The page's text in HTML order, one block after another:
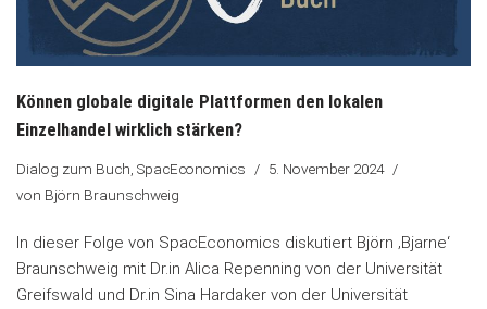
Können globale digitale Plattformen den lokalen
Einzelhandel wirklich stärken?
Dialog zum Buch SpacEconomics
5. November 2024
von Björn Braunschweig
In dieser Folge von SpacEconomics diskutiert Björn ‚Bjarne‘
Braunschweig mit Dr.in Alica Repenning von der Universität
Greifswald und Dr.in Sina Hardaker von der Universität